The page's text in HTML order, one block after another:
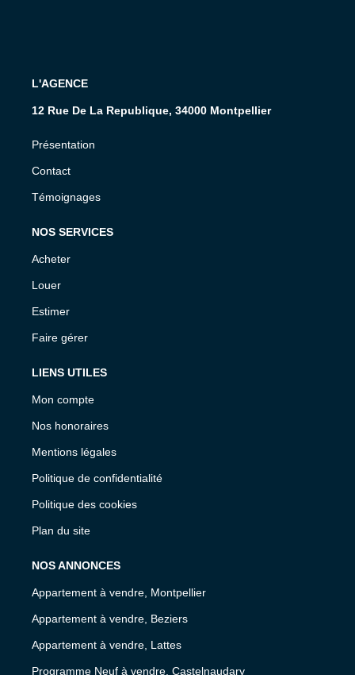
L'AGENCE
12 Rue De La Republique, 34000 Montpellier
Présentation
Contact
Témoignages
NOS SERVICES
Acheter
Louer
Estimer
Faire gérer
LIENS UTILES
Mon compte
Nos honoraires
Mentions légales
Politique de confidentialité
Politique des cookies
Plan du site
NOS ANNONCES
Appartement à vendre, Montpellier
Appartement à vendre, Beziers
Appartement à vendre, Lattes
Programme Neuf à vendre, Castelnaudary